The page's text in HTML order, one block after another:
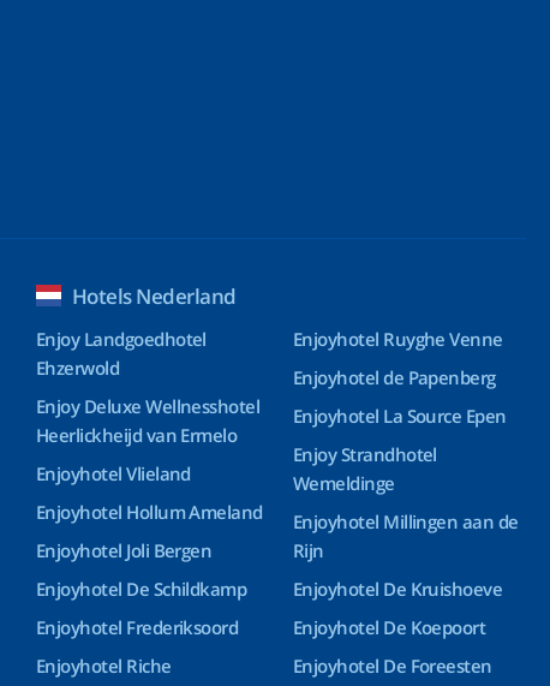
Hotels Nederland
Enjoy Landgoedhotel
Ehzerwold
Enjoy Deluxe Wellnesshotel
Heerlickheijd van Ermelo
Enjoyhotel Vlieland
Enjoyhotel Hollum Ameland
Enjoyhotel Joli Bergen
Enjoyhotel De Schildkamp
Enjoyhotel Frederiksoord
Enjoyhotel Riche
Enjoyhotel Ruyghe Venne
Enjoyhotel de Papenberg
Enjoyhotel La Source Epen
Enjoy Strandhotel
Wemeldinge
Enjoyhotel Millingen aan de
Rijn
Enjoyhotel De Kruishoeve
Enjoyhotel De Koepoort
Enjoyhotel De Foreesten